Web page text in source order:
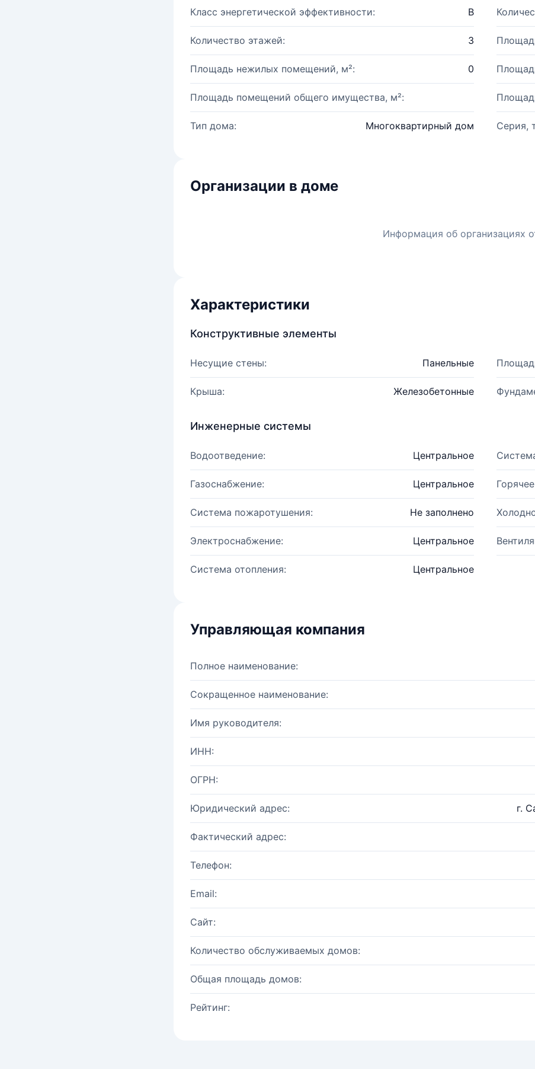
Класс энергетической эффективности: B
Количество этажей: 3
Площадь нежилых помещений, м²: 0
Площадь помещений общего имущества, м²:
Тип дома: Многоквартирный дом Серия,
Организации в доме
Информация об организациях
Характеристики
Конструктивные элементы
Несущие стены: Панельные
Крыша: Железобетонные
Инженерные системы
Водоотведение: Центральное
Газоснабжение: Центральное
Система пожаротушения: Не заполнено
Электроснабжение: Центральное
Система отопления: Центральное
Управляющая компания
Полное наименование:
Сокращенное наименование:
Имя руководителя:
ИНН:
ОГРН:
Юридический адрес: г.
Фактический адрес:
Телефон:
Email:
Сайт:
Количество обслуживаемых домов:
Общая площадь домов:
Рейтинг: